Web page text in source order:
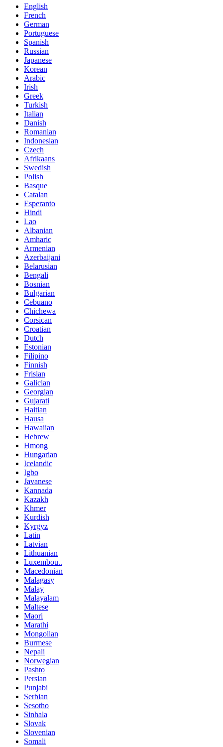
English
French
German
Portuguese
Spanish
Russian
Japanese
Korean
Arabic
Irish
Greek
Turkish
Italian
Danish
Romanian
Indonesian
Czech
Afrikaans
Swedish
Polish
Basque
Catalan
Esperanto
Hindi
Lao
Albanian
Amharic
Armenian
Azerbaijani
Belarusian
Bengali
Bosnian
Bulgarian
Cebuano
Chichewa
Corsican
Croatian
Dutch
Estonian
Filipino
Finnish
Frisian
Galician
Georgian
Gujarati
Haitian
Hausa
Hawaiian
Hebrew
Hmong
Hungarian
Icelandic
Igbo
Javanese
Kannada
Kazakh
Khmer
Kurdish
Kyrgyz
Latin
Latvian
Lithuanian
Luxembou..
Macedonian
Malagasy
Malay
Malayalam
Maltese
Maori
Marathi
Mongolian
Burmese
Nepali
Norwegian
Pashto
Persian
Punjabi
Serbian
Sesotho
Sinhala
Slovak
Slovenian
Somali